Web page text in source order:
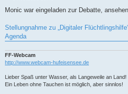
i
a
Monic war eingeladen zur Debatte,
Stellungnahme zu „Digitaler
Agenda
FF-Webcam
http://www.webcam-hufeisensee.de
Lieber Spaß unter Wasser, als Langeweile an Land!
Ein Leben ohne Tauchen ist möglich, aber sinnlos!